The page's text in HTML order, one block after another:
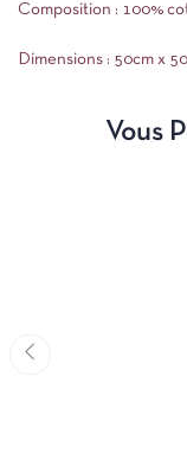
Composition : 100%
Dimensions : 50cm x
Vous